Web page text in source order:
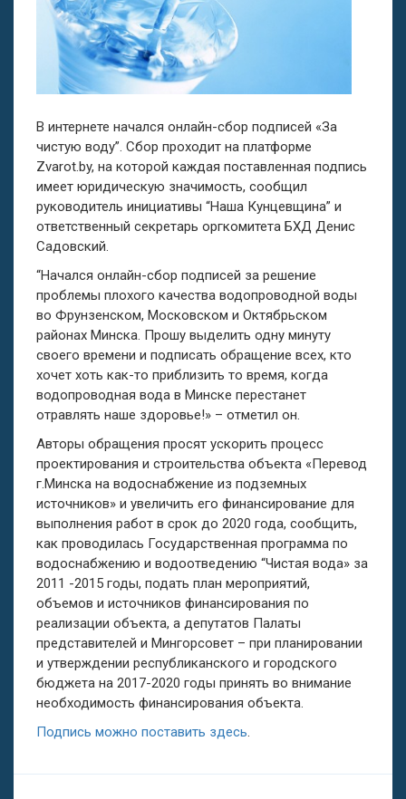
В интернете начался онлайн-сбор подписей «За
чистую воду”. Сбор проходит на платформе
Zvarot.by, на которой каждая поставленная подпись
имеет юридическую значимость, сообщил
руководитель инициативы “Наша Кунцевщина” и
ответственный секретарь оргкомитета БХД Денис
Садовский.
“Начался онлайн-сбор подписей за решение
проблемы плохого качества водопроводной воды
во Фрунзенском, Московском и Октябрьском
районах Минска. Прошу выделить одну минуту
своего времени и подписать обращение всех, кто
хочет хоть как-то приблизить то время, когда
водопроводная вода в Минске перестанет
отравлять наше здоровье!» – отметил он.
Авторы обращения просят ускорить процесс
проектирования и строительства объекта «Перевод
г.Минска на водоснабжение из подземных
источников» и увеличить его финансирование для
выполнения работ в срок до 2020 года, сообщить,
как проводилась Государственная программа по
водоснабжению и водоотведению “Чистая вода» за
2011 -2015 годы, подать план мероприятий,
объемов и источников финансирования по
реализации объекта, а депутатов Палаты
представителей и Мингорсовет – при планировании
и утверждении республиканского и городского
бюджета на 2017-2020 годы принять во внимание
необходимость финансирования объекта.
Подпись можно поставить здесь.